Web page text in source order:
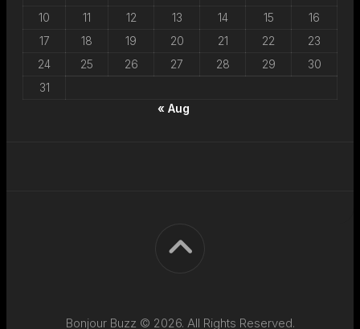
10
11 12 13 14 15
16
17
18 19 20 21 22
23
24
25 26 27 28 29
30
31
« Aug
Bonjour Buzz © 2026. All Rights Reserved.